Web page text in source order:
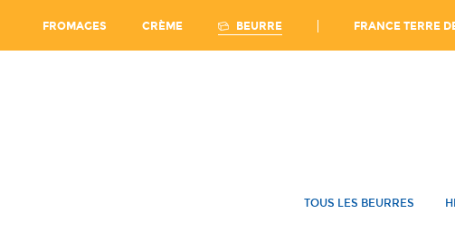
FROMAGES CRÈME BEURRE FRANCE TERRE
TOUS LES BEURRES